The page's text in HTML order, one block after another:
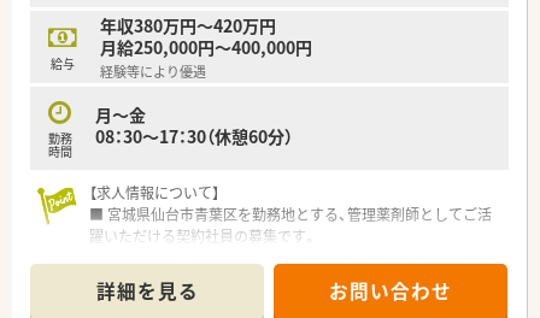
給与
年収380万円～420万円
月給250,000円～400,000円
経験等により優遇
勤務
時間
月～金
08：30～17：30（休憩60分）
【求人情報について】
■ 宮城県仙台市青葉区を勤務地とする、管理薬剤師としてご活
躍いただける契約社員の募集です。
経験等により優遇されます。
■企業未経験の方もご相談下さい♪
詳細を見る お問い合わせ